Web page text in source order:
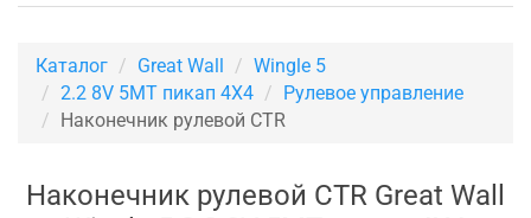
Каталог Great Wall
Wingle 5
2.2 8V 5MT пикап 4X4
Рулевое управление
Наконечник рулевой CTR
Наконечник рулевой CTR Great Wall